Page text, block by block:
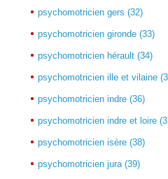
psychomotricien gers (32)
psychomotricien gironde (33)
psychomotricien hérault (34)
psychomotricien ille et vilaine
psychomotricien indre (36)
psychomotricien indre et loire
psychomotricien isère (38)
psychomotricien jura (39)